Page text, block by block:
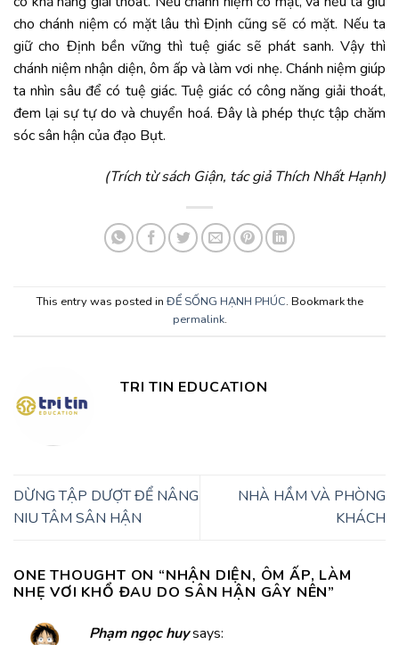
cho chánh niệm có mặt lâu thì Định cũng sẽ có mặt. Nếu ta
giữ cho Định bền vững thì tuệ giác sẽ phát sanh. Vậy thì
chánh niệm nhận diện, ôm ấp và làm vơi nhẹ. Chánh niệm giúp
ta nhìn sâu để có tuệ giác. Tuệ giác có công năng giải thoát,
đem lại sự tự do và chuyển hoá. Đây là phép thực tập chăm
sóc sân hận của đạo Bụt.
(Trích từ sách Giận, tác giả Thích Nhất Hạnh)
This entry was posted in ĐỂ SỐNG HẠNH PHÚC. Bookmark the
permalink.
TRI TIN EDUCATION
DỪNG TẬP DƯỢT ĐỂ NÂNG
NIU TÂM SÂN HẬN
NHÀ HẦM VÀ PHÒNG
KHÁCH
ONE THOUGHT ON “NHẬN DIỆN, ÔM ẤP, LÀM
NHẸ VƠI KHỔ ĐAU DO SÂN HẬN GÂY NÊN”
Phạm ngọc huysays: